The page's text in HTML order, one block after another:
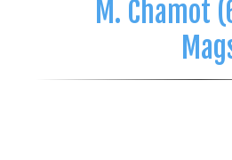
M. Chamot